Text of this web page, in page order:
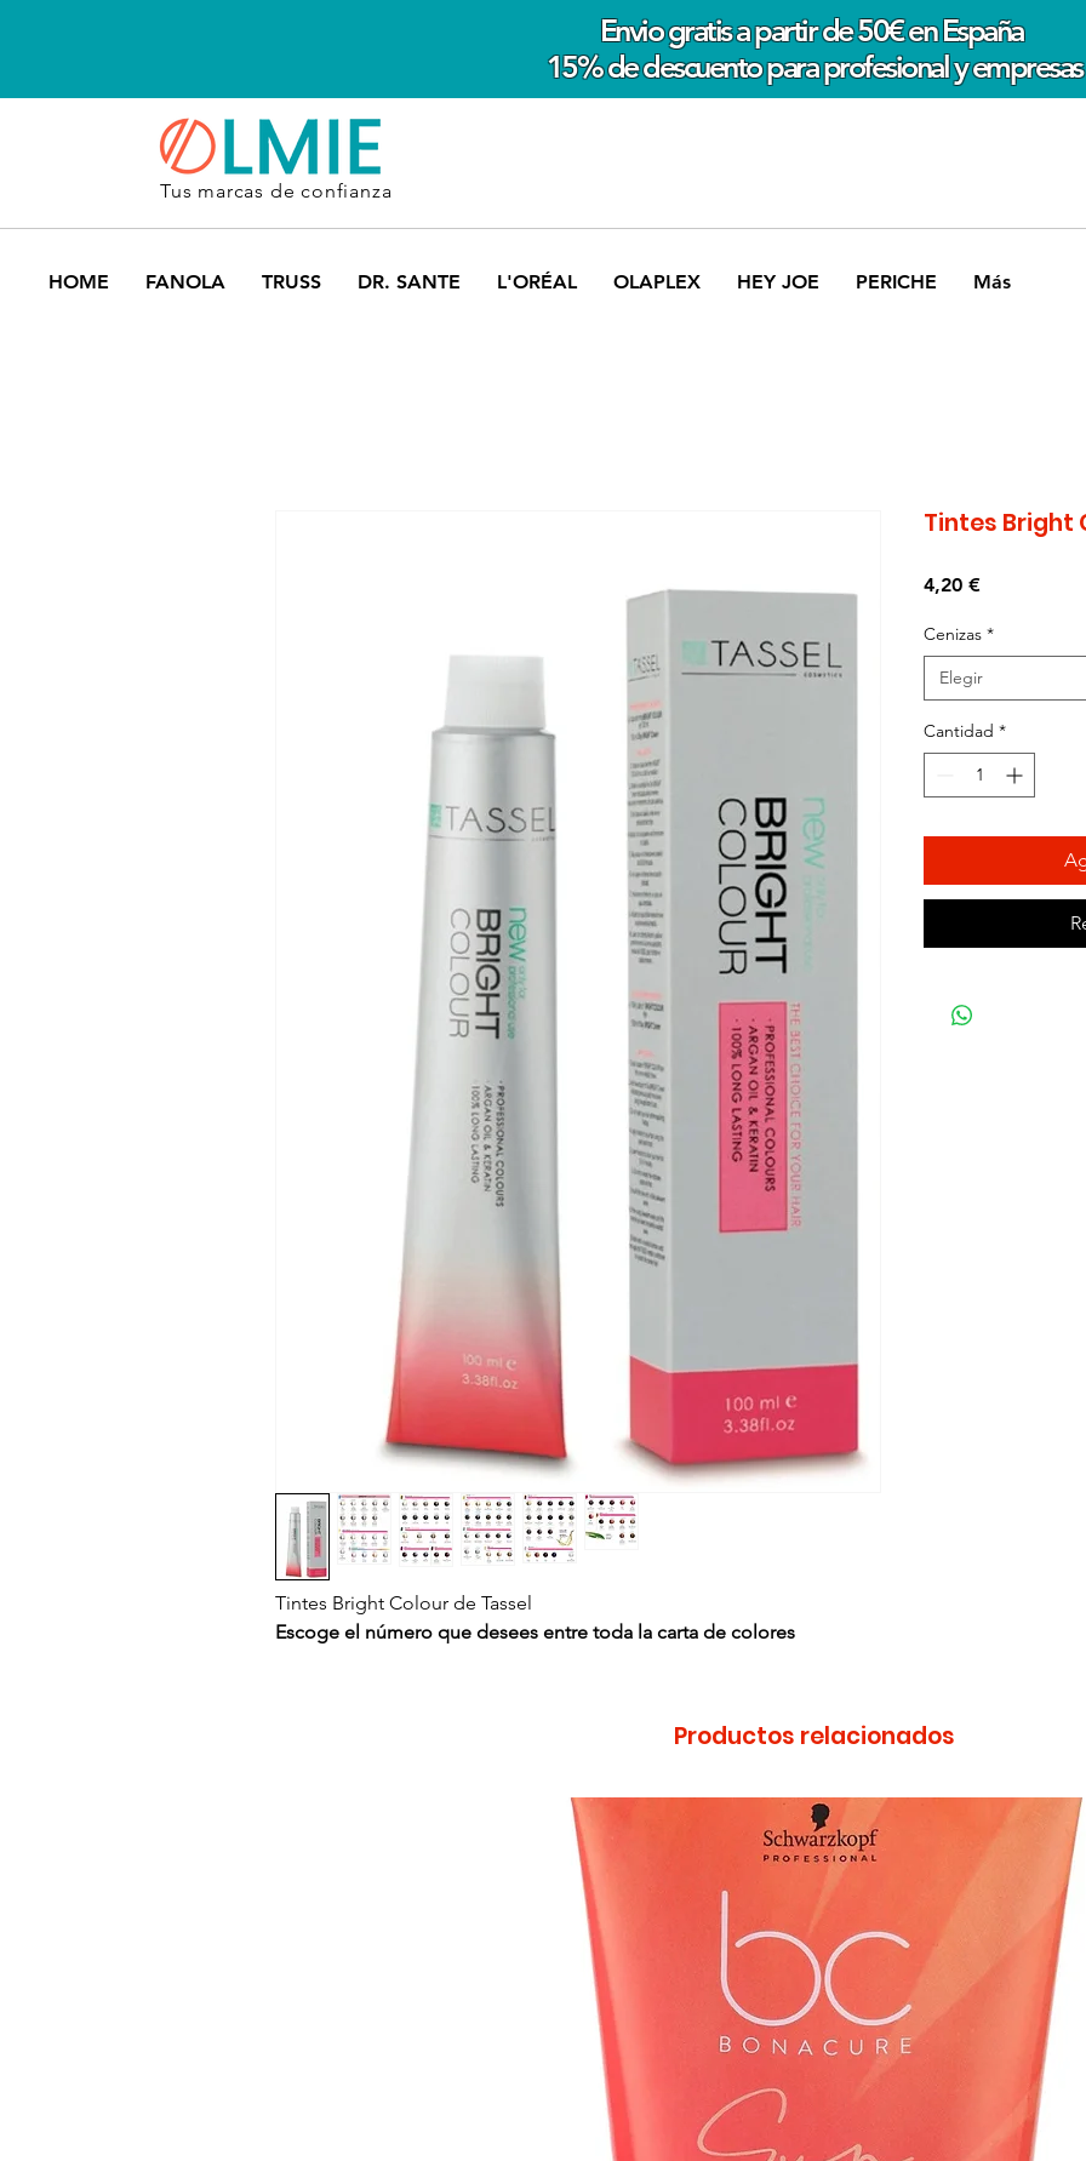
Envio gratis a partir de 50€ en España
15% de descuento para profesional y empresas
Tus marcas de confianza
HOME FANOLA TRUSS DR. SANTE L'ORÉAL OLAPLEX HEY JOE PERICHE Más
Tintes Bright Colour de Tassel
Escoge el número que desees entre toda la carta de colores
Tintes Bright
4,20 €Precio
Cenizas *
Elegir
Cantidad *
Productos relacionados